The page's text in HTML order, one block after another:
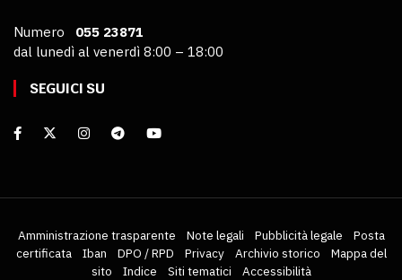
Numero 055 23871
dal lunedì al venerdì 8:00 – 18:00
SEGUICI SU
Amministrazione trasparente Note legali Pubblicità legale
Posta
certificata
Iban DPO / RPD Privacy Archivio storico
Mappa del
sito
Indice Siti tematici
Accessibilità